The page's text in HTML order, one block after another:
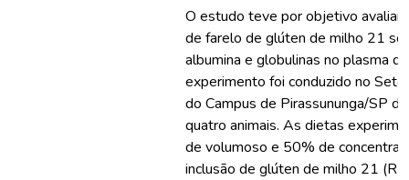
O estudo teve por objetivo avaliar
de farelo de glúten de milho 21
albumina e globulinas no plasma
experimento foi conduzido no
do Campus de Pirassununga/SP
quatro animais. As dietas
de volumoso e 50% de
inclusão de glúten de milho 21